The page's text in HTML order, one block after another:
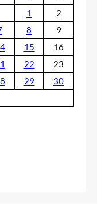
1
2
8
9
15
16
22
23
29
30